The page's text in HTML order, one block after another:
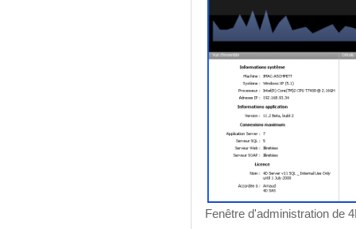
Fenêtre d'administration de